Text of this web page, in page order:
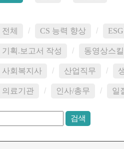
전체 / CS 능력 향상 / ESG
기획.보고서 작성 / 동영상스킬
사회복지사 / 산업직무 /
의료기관 / 인사/총무 / 일
검색